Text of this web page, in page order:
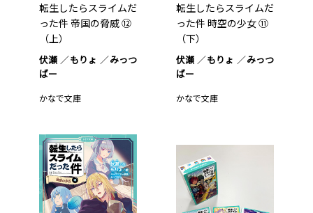
転生したらスライムだ
った件 帝国の脅威 ⑫
（上）
伏瀬 もりょ
みっつ
ばー
かなで文庫
転生したらスライムだ
った件 時空の少女 ⑪
（下）
伏瀬 もりょ
みっつ
ばー
かなで文庫